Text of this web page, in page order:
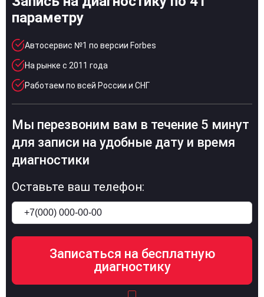
параметру
Автосервис №1 по версии Forbes
На рынке с 2011 года
Работаем по всей России и СНГ
Мы перезвоним вам в течение 5 минут
для записи на удобные дату и время
диагностики
Оставьте ваш телефон: